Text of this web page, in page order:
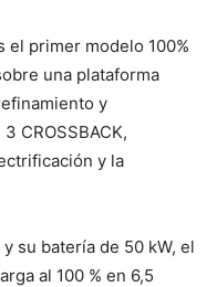
el primer modelo 100%
una plataforma
y
CROSSBACK,
y la
su batería de 50 kW, el
al 100 % en 6,5